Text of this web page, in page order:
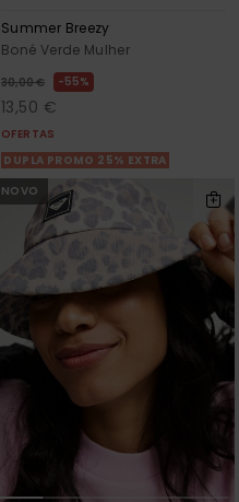
Summer Breezy
Boné Verde Mulher
30,00 € 55%
13,50 €
OFERTAS
DUPLA PROMO 25% EXTRA
NOVO